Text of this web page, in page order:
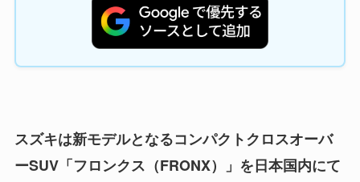
スズキは新モデルとなるコンパクトクロスオーバ
ーSUV「フロンクス （FRONX）」を日本国内にて